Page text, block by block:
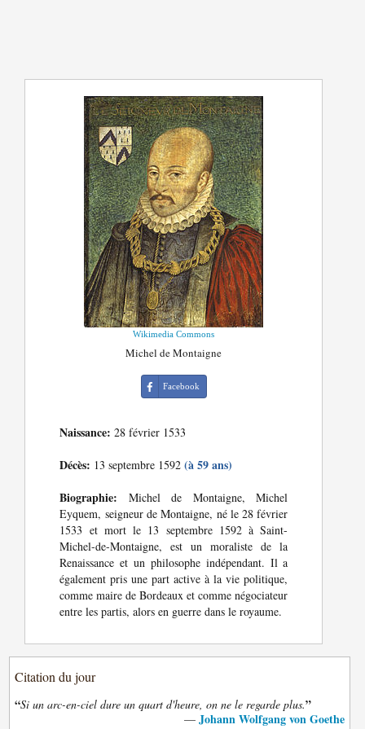
Wikimedia Commons
Michel de Montaigne
Facebook
Naissance: 28 février 1533
Décès: 13 septembre 1592(à 59 ans)
Biographie: Michel de Montaigne, Michel
Eyquem, seigneur de Montaigne, né le 28 février
1533 et mort le 13 septembre 1592 à Saint-
Michel-de-Montaigne, est un moraliste de la
Renaissance et un philosophe indépendant. Il a
également pris une part active à la vie politique,
comme maire de Bordeaux et comme négociateur
entre les partis, alors en guerre dans le royaume.
Citation du jour
“Si un arc-en-ciel dure un quart d'heure, on ne le regarde plus.”
— Johann Wolfgang von Goethe